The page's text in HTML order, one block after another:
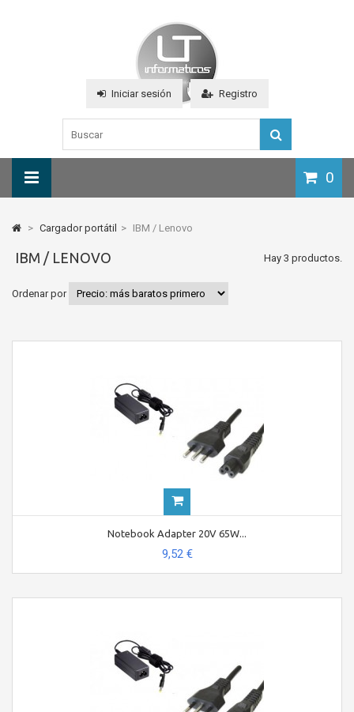
Iniciar sesión Registro
0
> Cargador portátil > IBM / Lenovo
IBM / LENOVO Hay 3 productos.
Ordenar por
Notebook Adapter 20V 65W...
9,52 €